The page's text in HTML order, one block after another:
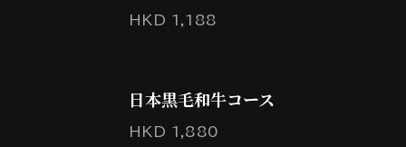
HKD 1,188
日本黒毛和牛コース
HKD 1,880